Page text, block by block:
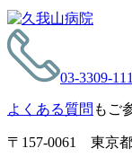
03-3309-
よくある質問 もご
〒157-0061 東京